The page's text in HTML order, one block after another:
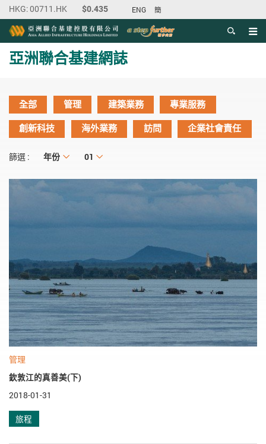
ENG 簡
目錄
主内容開始
亞洲聯合基建網誌
全部 管理 建築業務
專業服務
創新科技
海外業務 訪問 企業社會責任
篩選 : 年份
年份 月份
01
管理
欽敦江的真善美(下)
2018-01-31
旅程